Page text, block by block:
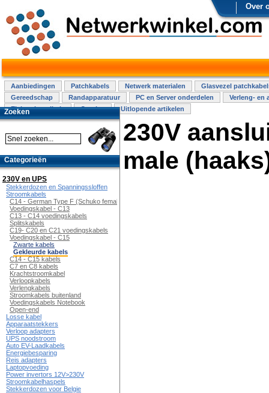
Over
Aanbiedingen Patchkabels Netwerk materialen
Glasvezel
Gereedschap
Randapparatuur PC en Server onderdelen
Verleng- en
Elektra installatie
Overige Uitlopende artikelen
230V
male
Zoeken
Categorieën
230V en UPS
Stekkerdozen en Spanningssloffen
Stroomkabels
C14 - German Type F (Schuko female)
Voedingskabel - C13
C13 - C14 voedingskabels
Splitskabels
C19- C20 en C21 voedingskabels
Voedingskabel - C15
Zwarte kabels
Gekleurde kabels
C14 - C15 kabels
C7 en C8 kabels
Krachtstroomkabel
Verloopkabels
Verlengkabels
Stroomkabels buitenland
Voedingskabels Notebook
Open-end
Losse kabel
Apparaatstekkers
Verloop adapters
UPS noodstroom
Auto EV-Laadkabels
Energiebesparing
Reis adapters
Laptopvoeding
Power invertors 12V>230V
Stroomkabelhaspels
Stekkerdozen voor Belgie